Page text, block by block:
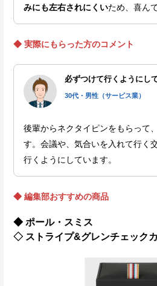
みにも左右されにくいため、喜ん
◆ 実際にもらった方のコメント
必ずつけて行くようにし
30代・男性（サービス業）
後輩からネクタイピンをもらって
す。会議や、気合いを入れて行く
行くようにしています。
◆ 編集部おすすめの商品
◆ ポール・スミス
◇ ストライプ&グレンチェック